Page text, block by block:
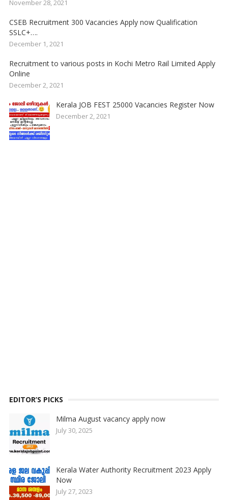
November 28, 2021
CSEB Recruitment 300 Vacancies Apply now Qualification
SSLC+….
December 1, 2021
Recruitment to various posts in Kochi Metro Rail Limited Apply
Online
December 2, 2021
Kerala JOB FEST 25000 Vacancies Register Now
December 2, 2021
EDITOR’S PICKS
Milma August vacancy apply now
July 30, 2025
Kerala Water Authority Recruitment 2023 Apply
Now
July 27, 2023